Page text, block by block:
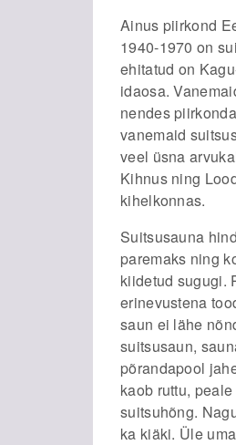
Ainus piirkond
1940-1970 on
ehitatud on
idaosa.
nendes
vanemaid
veel üsna
Kihnus ning
kihelkonnas.
Suitsusauna
paremaks ning
kiidetud sugugi.
erinevustena
saun ei lähe
suitsusaun,
põrandapool
kaob ruttu,
suitsuhõng.
ka kiäki. Üle